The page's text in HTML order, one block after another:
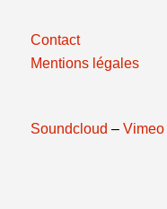
Contact
Mentions légales
Soundcloud – Vimeo